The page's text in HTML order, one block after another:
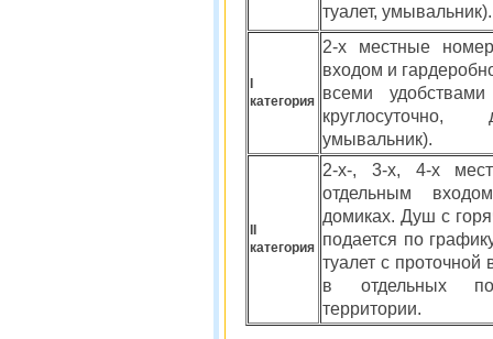
туалет, умывальник).
категория
2-х местные
входом и
всеми
умывальник).
категория
2-х-, 3-х, 4-х
отдельным
домиках. Душ с
подается по
туалет с проточной
в отдельных
территории.